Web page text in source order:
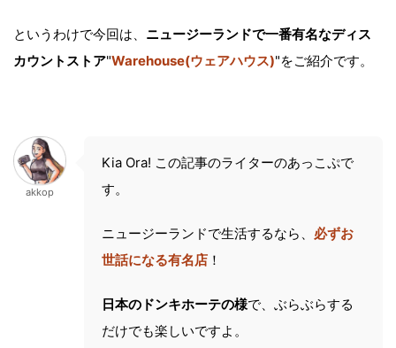
というわけで今回は、 ニュージーランドで一番有名なディス
カウントストア"Warehouse(ウェアハウス)"をご紹介です。
akkop
Kia Ora! この記事のライターのあっこぷで
す。
ニュージーランドで生活するなら、 必ずお
世話になる有名店 ！
日本のドンキホーテの様で、ぶらぶらする
だけでも楽しいですよ。